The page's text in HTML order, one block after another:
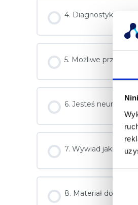
W
4. Diagnostyka
5. Możliwe
6. Jesteś
7. Wywiad jakiego
8. Materiał